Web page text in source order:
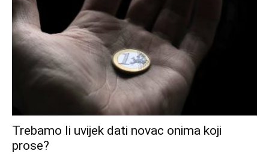
Trebamo li uvijek dati novac onima koji
prose?